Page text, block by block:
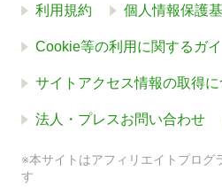
利用規約 個人情報保護
Cookie等の利用に関するガ
サイトアクセス情報の取得に
法人・プレスお問い合わせ
※本サイトはアフィリエイトプログ
す